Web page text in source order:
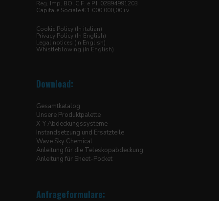
Reg. Imp. BO, C.F. e P.I. 02894991203
Capitale Sociale € 1.000.000,00 i.v.
Cookie Policy (In italian)
Privacy Policy (In English)
Legal notices (In English)
Whistleblowing (In English)
Download:
Gesamtkatalog
Unsere Produktpalette
X-Y Abdeckungssysteme
Instandsetzung und Ersatzteile
Wave Sky Chemical
Anleitung für die Teleskopabdeckung
Anleitung für Sheet-Pocket
Anfrageformulare: